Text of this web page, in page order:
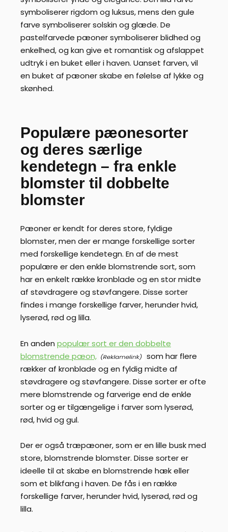
symboliserer rigdom og luksus, mens den gule
farve symboliserer solskin og glæde. De
pastelfarvede pæoner symboliserer blidhed og
enkelhed, og kan give et romantisk og afslappet
udtryk i en buket eller i haven. Uanset farven, vil
en buket af pæoner skabe en følelse af lykke og
skønhed.
Populære pæonesorter
og deres særlige
kendetegn – fra enkle
blomster til dobbelte
blomster
Pæoner er kendt for deres store, fyldige
blomster, men der er mange forskellige sorter
med forskellige kendetegn. En af de mest
populære er den enkle blomstrende sort, som
har en enkelt række kronblade og en stor midte
af støvdragere og støvfangere. Disse sorter
findes i mange forskellige farver, herunder hvid,
lyserød, rød og lilla.
En anden populær sort er den dobbelte
blomstrende pæon,
som har flere
rækker af kronblade og en fyldig midte af
støvdragere og støvfangere. Disse sorter er ofte
mere blomstrende og farverige end de enkle
sorter og er tilgængelige i farver som lyserød,
rød, hvid og gul.
Der er også træpæoner, som er en lille busk med
store, blomstrende blomster. Disse sorter er
ideelle til at skabe en blomstrende hæk eller
som et blikfang i haven. De fås i en række
forskellige farver, herunder hvid, lyserød, rød og
lilla.